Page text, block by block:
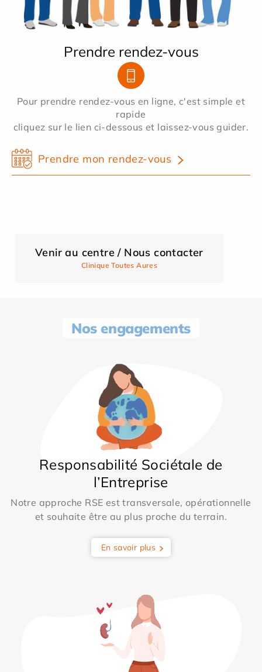
Prendre rendez-vous
Pour prendre rendez-vous en ligne, c'est simple et
rapide
cliquez sur le lien ci-dessous et laissez-vous guider.
Prendre mon rendez-vous
Venir au centre / Nous contacter
Clinique Toutes Aures
Nos engagements
Responsabilité Sociétale de
l’Entreprise
Notre approche RSE est transversale, opérationnelle
et souhaite être au plus proche du terrain.
En savoir plus